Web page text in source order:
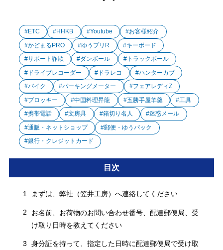
ETC HHKB Youtube
お客様紹介
かどまるPRO
ゆうプリR
キーボード
サポート詐欺
ダンボール
トラックボール
ドライブレコーダー
ドラレコ
ハンターカブ
バイク
パーキングメーター
フェアレディZ
プロッキー
中国料理昇龍 五勝手屋羊羹
工具
携帯電話
文房具 箱切り名人
迷惑メール
通販・ネットショップ
郵便・ゆうパック
銀行・クレジットカード
目次
1 まずは、弊社（笠井工房）へ連絡してください
2
お名前、お荷物のお問い合わせ番号、配達郵便局、受
け取り日時を教えてください
3
身分証を持って、指定した日時に配達郵便局で受け取